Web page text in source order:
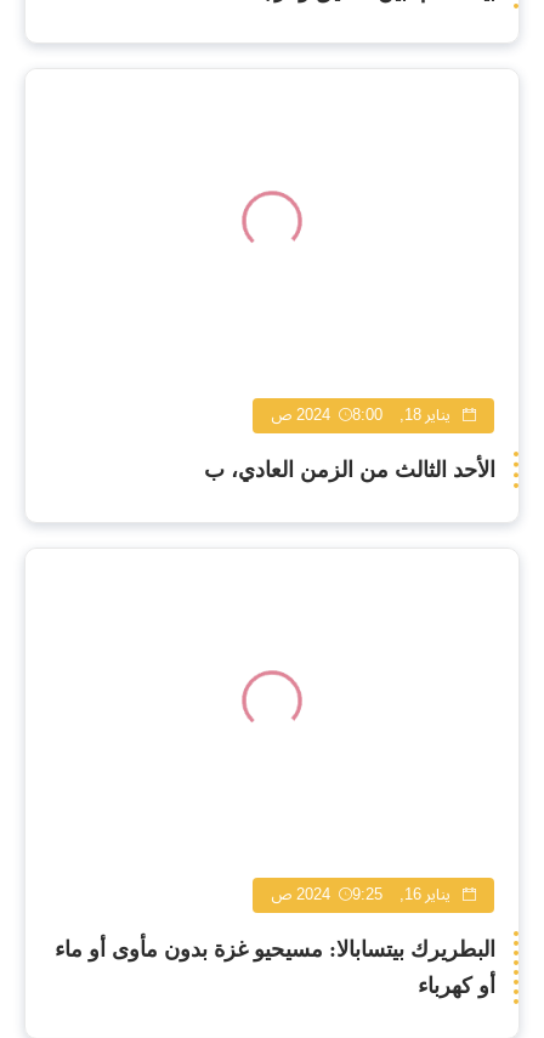
يناير 18, 2024 8:00 ص
الأحد الثالث من الزمن العادي، ب
يناير 16, 2024 9:25 ص
البطريرك بيتسابالا: مسيحيو غزة بدون مأوى أو ماء
أو كهرباء